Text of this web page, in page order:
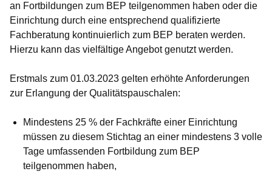
an Fortbildungen zum BEP teilgenommen haben oder die
Einrichtung durch eine entsprechend qualifizierte
Fachberatung kontinuierlich zum BEP beraten werden.
Hierzu kann das vielfältige Angebot genutzt werden.
Erstmals zum 01.03.2023 gelten erhöhte Anforderungen
zur Erlangung der Qualitätspauschalen:
Mindestens 25 % der Fachkräfte einer Einrichtung
müssen zu diesem Stichtag an einer mindestens 3 volle
Tage umfassenden Fortbildung zum BEP
teilgenommen haben,